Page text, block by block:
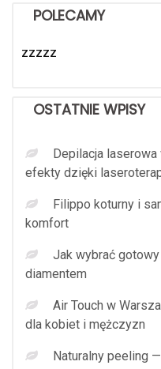
POLECAMY
zzzzz
OSTATNIE WPISY
Depilacja
efekty dzięki
Filippo koturny i
komfort
Jak wybrać
diamentem
Air Touch w
dla kobiet i mężczyzn
Naturalny peeling